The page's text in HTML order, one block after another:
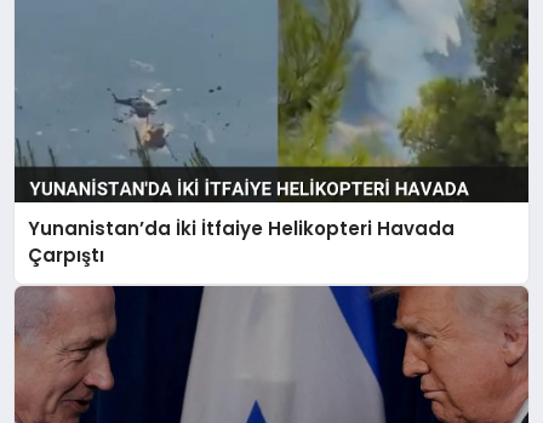
Yunanistan’da İki İtfaiye Helikopteri Havada
Çarpıştı